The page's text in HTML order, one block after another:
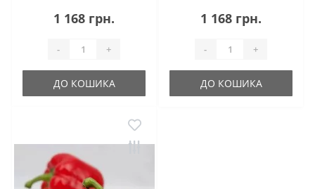
1 168 грн.
- +
ДО КОШИКА
1 168 грн.
- +
ДО КОШИКА